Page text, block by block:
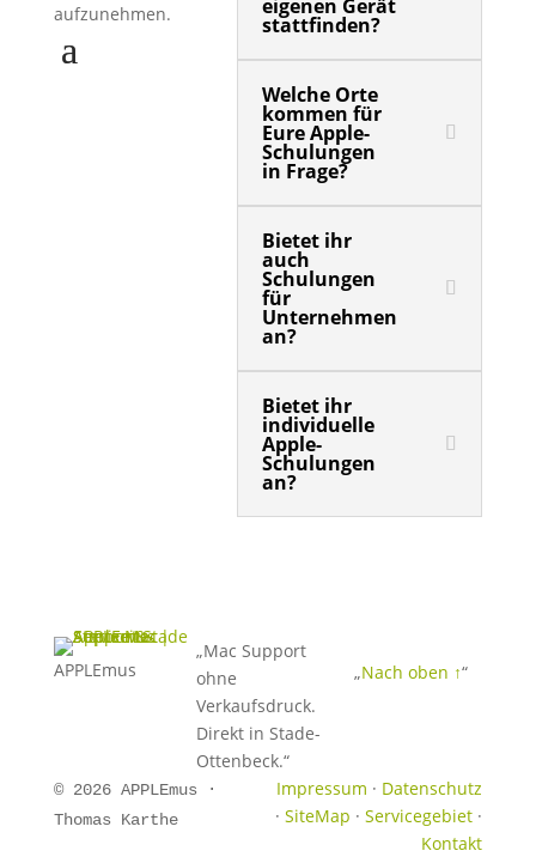
aufzunehmen.
eigenen Gerät
stattfinden?
Welche Orte
kommen für
Eure Apple-
Schulungen
in Frage?
Bietet ihr
auch
Schulungen
für
Unternehmen
an?
Bietet ihr
individuelle
Apple-
Schulungen
an?
APPLEmus
„Mac Support
ohne
Verkaufsdruck.
Direkt in Stade-
Ottenbeck.“
„Nach oben ↑“
© 2026 APPLEmus ·
Thomas Karthe
Impressum · Datenschutz
·SiteMap ·Servicegebiet ·
Kontakt